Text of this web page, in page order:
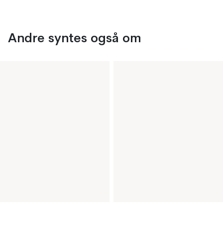
Andre syntes også om